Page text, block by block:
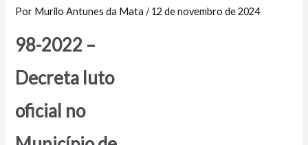
Por Murilo Antunes da Mata/12 de novembro de 2024
98-2022 –
Decreta luto
oficial no